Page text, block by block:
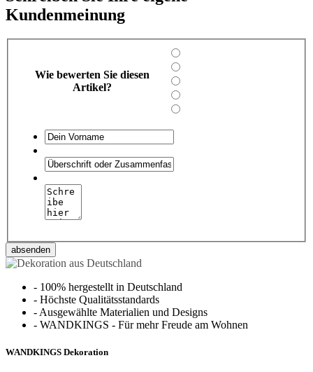
Kundenmeinung
Wie bewerten Sie diesen
Artikel?
absenden
- 100% hergestellt in Deutschland
- Höchste Qualitätsstandards
- Ausgewählte Materialien und Designs
- WANDKINGS - Für mehr Freude am Wohnen
WANDKINGS Dekoration